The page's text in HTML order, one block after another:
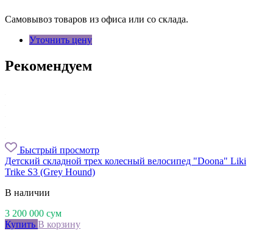
Самовывоз товаров из офиса или со склада.
Уточнить цену
Рекомендуем
Быстрый просмотр
Детский складной трех колесный велосипед "Doona" Liki
Trike S3 (Grey Hound)
В наличии
3 200 000 сум
Купить В корзину